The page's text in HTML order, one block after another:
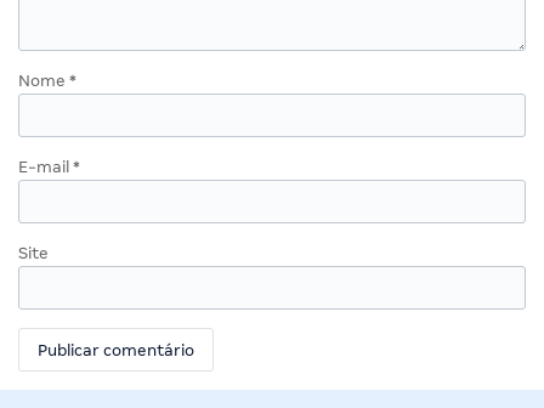
Nome *
E-mail *
Site